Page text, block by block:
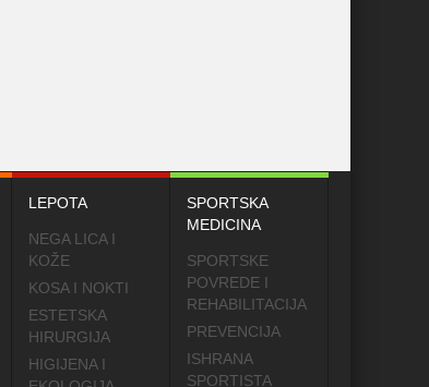
LEPOTA
NEGA LICA I
KOŽE
KOSA I NOKTI
ESTETSKA
HIRURGIJA
HIGIJENA I
SPORTSKA
MEDICINA
SPORTSKE
POVREDE I
REHABILITACIJA
PREVENCIJA
ISHRANA
SPORTISTA